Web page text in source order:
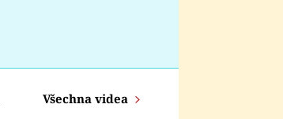
Všechna videa